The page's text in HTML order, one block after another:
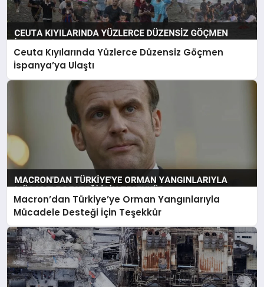
Ceuta Kıyılarında Yüzlerce Düzensiz Göçmen
İspanya’ya Ulaştı
Macron’dan Türkiye’ye Orman Yangınlarıyla
Mücadele Desteği İçin Teşekkür